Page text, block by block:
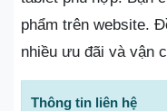
phẩm trên website.
nhiều ưu đãi và vận
Thông tin liên hệ